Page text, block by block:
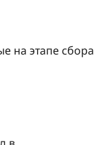
на этапе сбора